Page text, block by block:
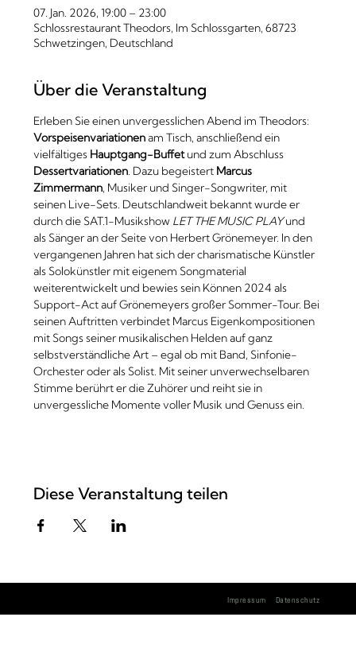
07. Jan. 2026, 19:00 – 23:00
Schlossrestaurant Theodors, Im Schlossgarten, 68723
Schwetzingen, Deutschland
Über die Veranstaltung
Erleben Sie einen unvergesslichen Abend im Theodors:
Vorspeisenvariationen am Tisch, anschließend ein
vielfältiges Hauptgang-Buffet und zum Abschluss
Dessertvariationen. Dazu begeistert Marcus
Zimmermann, Musiker und Singer-Songwriter, mit
seinen Live-Sets. Deutschlandweit bekannt wurde er
durch die SAT.1-Musikshow LET THE MUSIC PLAY und
als Sänger an der Seite von Herbert Grönemeyer. In den
vergangenen Jahren hat sich der charismatische Künstler
als Solokünstler mit eigenem Songmaterial
weiterentwickelt und bewies sein Können 2024 als
Support-Act auf Grönemeyers großer Sommer-Tour. Bei
seinen Auftritten verbindet Marcus Eigenkompositionen
mit Songs seiner musikalischen Helden auf ganz
selbstverständliche Art – egal ob mit Band, Sinfonie-
Orchester oder als Solist. Mit seiner unverwechselbaren
Stimme berührt er die Zuhörer und reiht sie in
unvergessliche Momente voller Musik und Genuss ein.
Diese Veranstaltung teilen
Impressum Datenschutz